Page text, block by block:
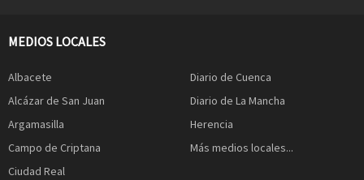
MEDIOS LOCALES
Albacete
Alcázar de San Juan
Argamasilla
Campo de Criptana
Ciudad Real
Diario de Cuenca
Diario de La Mancha
Herencia
Más medios locales...